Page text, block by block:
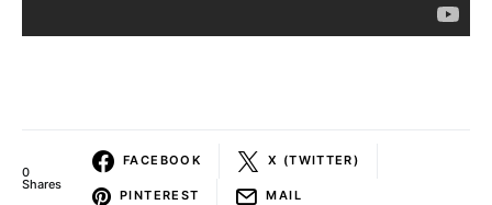
0
Shares
FACEBOOK X (TWITTER)
PINTEREST MAIL